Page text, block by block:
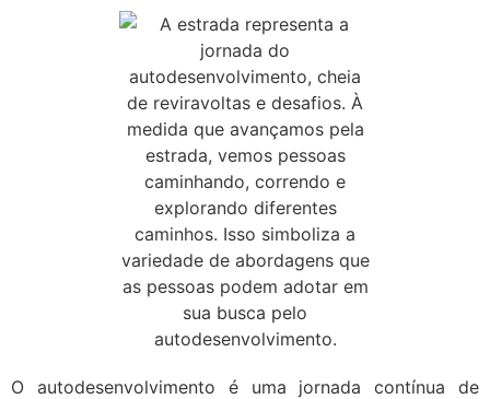
O autodesenvolvimento é uma jornada contínua de